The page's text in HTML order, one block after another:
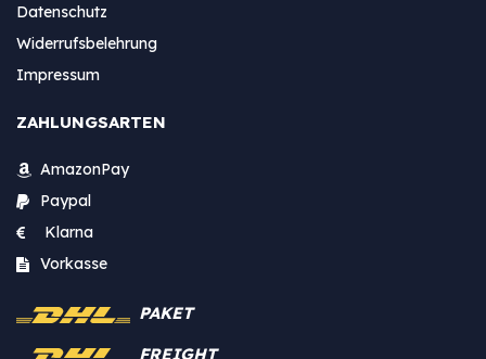
Datenschutz
Widerrufsbelehrung
Impressum
ZAHLUNGSARTEN
AmazonPay
Paypal
Klarna
Vorkasse
PAKET
FREIGHT